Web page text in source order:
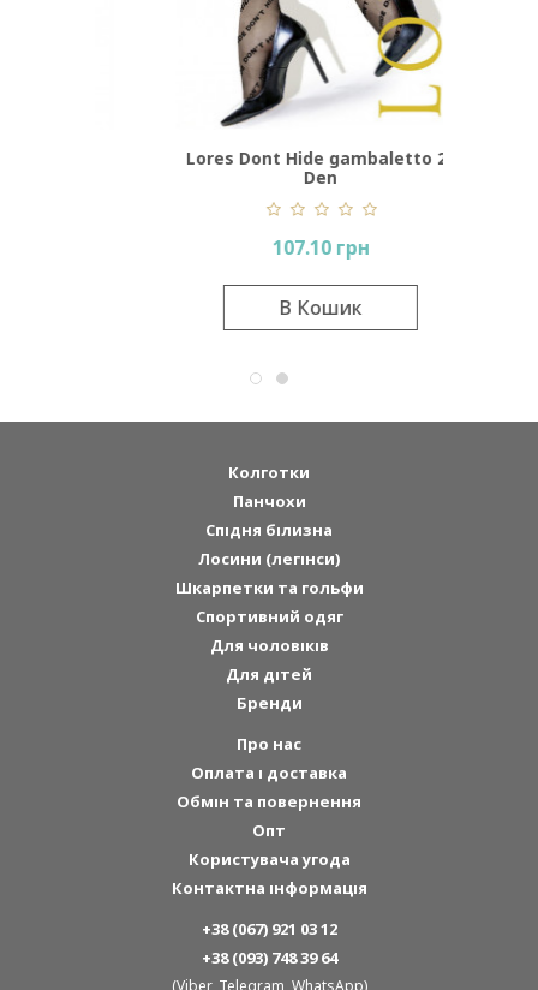
Lores Dont Hide gambaletto 20
107.10 грн
В Кошик
Колготки
Панчохи
Спідня білизна
Лосини (легінси)
Шкарпетки та гольфи
Спортивний одяг
Для чоловіків
Для дітей
Бренди
Про нас
Оплата і доставка
Обмін та повернення
Опт
Користувача угода
Контактна інформація
+38 (067) 921 03 12
+38 (093) 748 39 64
(Viber, Telegram, WhatsApp)